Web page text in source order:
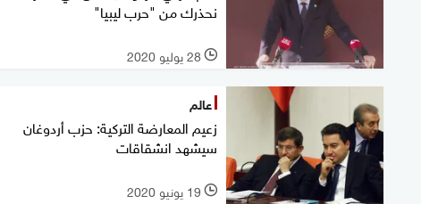
نحذرك من "حرب ليبيا"
l 28 يوليو 2020
عالم
زعيم المعارضة التركية: حزب أردوغان
سيشهد انشقاقات
l 19 يونيو 2020